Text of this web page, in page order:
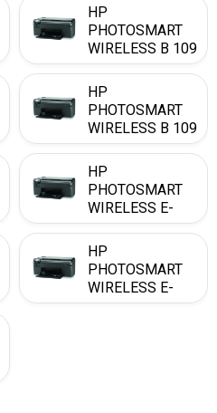
HP
PHOTOSMART
WIRELESS B 109
F
HP
PHOTOSMART
WIRELESS B 109
N
HP
PHOTOSMART
WIRELESS E-
ALL-IN-ONE B
110 C
HP
PHOTOSMART
WIRELESS E-
ALL-IN-ONE B